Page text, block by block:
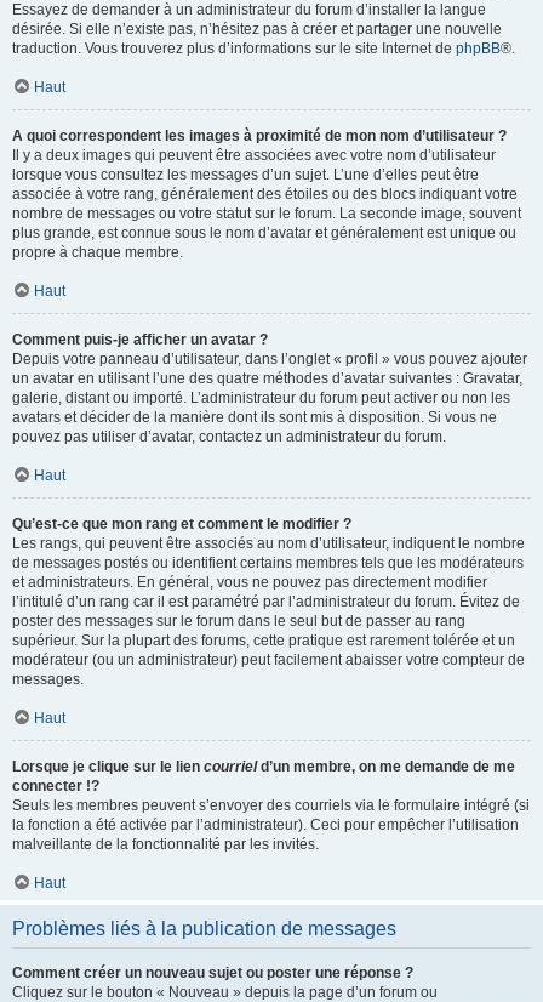
Essayez de demander à un administrateur du forum d’installer la langue
désirée. Si elle n’existe pas, n’hésitez pas à créer et partager une nouvelle
traduction. Vous trouverez plus d’informations sur le site Internet de phpBB®.
Haut
A quoi correspondent les images à proximité de mon nom d’utilisateur ?
Il y a deux images qui peuvent être associées avec votre nom d’utilisateur
lorsque vous consultez les messages d’un sujet. L’une d’elles peut être
associée à votre rang, généralement des étoiles ou des blocs indiquant votre
nombre de messages ou votre statut sur le forum. La seconde image, souvent
plus grande, est connue sous le nom d’avatar et généralement est unique ou
propre à chaque membre.
Haut
Comment puis-je afficher un avatar ?
Depuis votre panneau d’utilisateur, dans l’onglet « profil » vous pouvez ajouter
un avatar en utilisant l’une des quatre méthodes d’avatar suivantes : Gravatar,
galerie, distant ou importé. L’administrateur du forum peut activer ou non les
avatars et décider de la manière dont ils sont mis à disposition. Si vous ne
pouvez pas utiliser d’avatar, contactez un administrateur du forum.
Haut
Qu’est-ce que mon rang et comment le modifier ?
Les rangs, qui peuvent être associés au nom d’utilisateur, indiquent le nombre
de messages postés ou identifient certains membres tels que les modérateurs
et administrateurs. En général, vous ne pouvez pas directement modifier
l’intitulé d’un rang car il est paramétré par l’administrateur du forum. Évitez de
poster des messages sur le forum dans le seul but de passer au rang
supérieur. Sur la plupart des forums, cette pratique est rarement tolérée et un
modérateur (ou un administrateur) peut facilement abaisser votre compteur de
messages.
Haut
Lorsque je clique sur le lien courrield’un membre, on me demande de me
connecter !?
Seuls les membres peuvent s’envoyer des courriels via le formulaire intégré (si
la fonction a été activée par l’administrateur). Ceci pour empêcher l’utilisation
malveillante de la fonctionnalité par les invités.
Haut
Problèmes liés à la publication de messages
Comment créer un nouveau sujet ou poster une réponse ?
Cliquez sur le bouton « Nouveau » depuis la page d’un forum ou